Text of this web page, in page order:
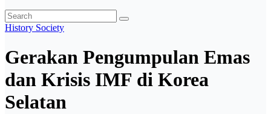
History Society
Gerakan Pengumpulan Emas
dan Krisis IMF di Korea
Selatan